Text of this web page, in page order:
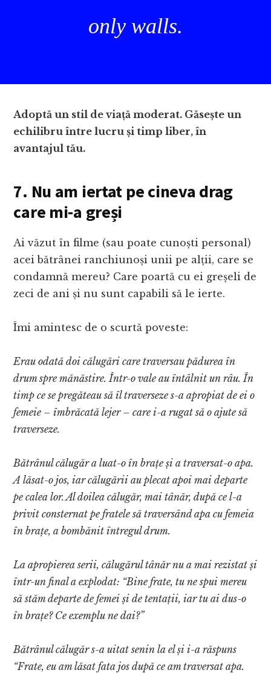
only walls.
Adoptă un stil de viață moderat. Găsește un
echilibru între lucru și timp liber, în
avantajul tău.
7. Nu am iertat pe cineva drag
care mi-a greși
Ai văzut în filme (sau poate cunoști personal)
acei bătrânei ranchiunoși unii pe alții, care se
condamnă mereu? Care poartă cu ei greșeli de
zeci de ani și nu sunt capabili să le ierte.
Îmi amintesc de o scurtă poveste:
Erau odată doi călugări care traversau pădurea în
drum spre mănăstire. Într-o vale au întâlnit un râu. În
timp ce se pregăteau să îl traverseze s-a apropiat de ei o
femeie – îmbrăcată lejer – care i-a rugat să o ajute să
traverseze.
Bătrânul călugăr a luat-o în brațe și a traversat-o apa.
A lăsat-o jos, iar călugării au plecat apoi mai departe
pe calea lor. Al doilea călugăr, mai tânăr, după ce l-a
privit consternat pe fratele să traversând apa cu femeia
în brațe, a bombănit întregul drum.
La apropierea serii, călugărul tânăr nu a mai rezistat și
într-un final a explodat: “Bine frate, tu ne spui mereu
să stăm departe de femei și de tentații, iar tu ai dus-o
în brațe? Ce exemplu ne dai?”
Bătrânul călugăr s-a uitat senin la el și i-a răspuns
“Frate, eu am lăsat fata jos după ce am traversat apa.